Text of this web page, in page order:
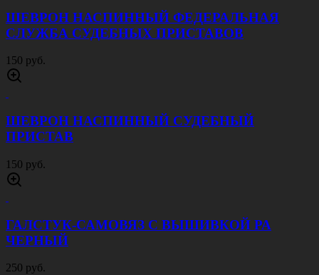
ШЕВРОН НАСПИННЫЙ ФЕДЕРАЛЬНАЯ
СЛУЖБА СУДЕБНЫХ ПРИСТАВОВ
150 руб.
ШЕВРОН НАСПИННЫЙ СУДЕБНЫЙ
ПРИСТАВ
150 руб.
ГАЛСТУК-САМОВЯЗ С ВЫШИВКОЙ РА
ЧЕРНЫЙ
250 руб.